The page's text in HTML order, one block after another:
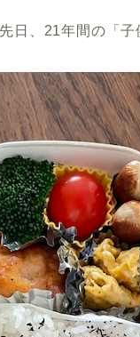
日、21年間の「